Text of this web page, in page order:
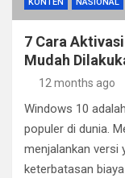
7 Cara
Mudah
12 months ago
Windows 10
populer di dunia.
menjalankan versi
keterbatasan